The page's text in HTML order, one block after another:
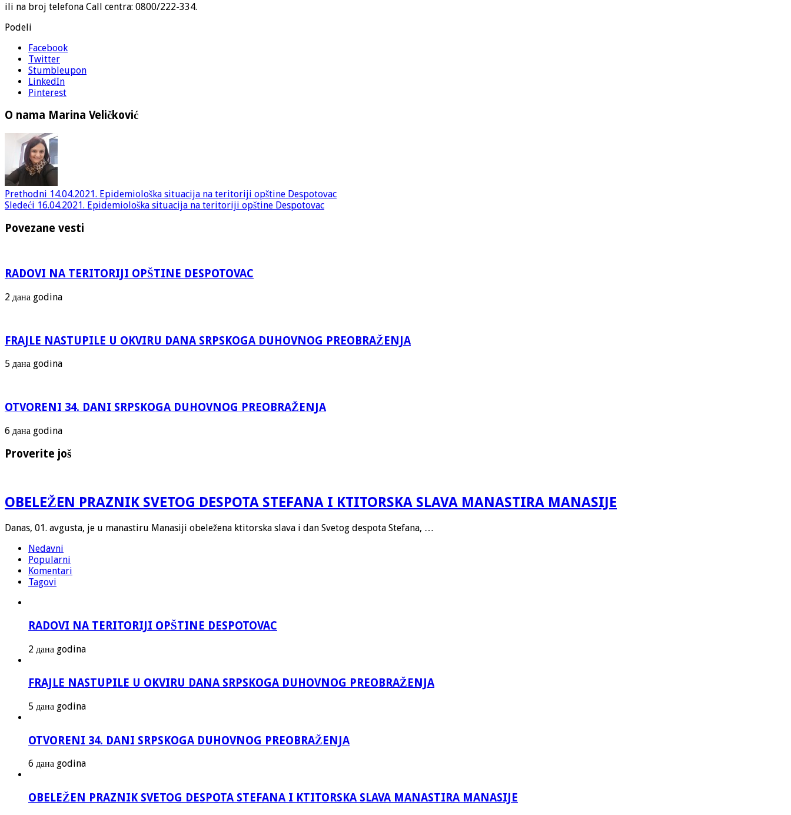
ili na broj telefona Call centra: 0800/222-334.
Podeli
Facebook
Twitter
Stumbleupon
LinkedIn
Pinterest
O nama Marina Veličković
Prethodni 14.04.2021. Epidemiološka situacija na teritoriji opštine Despotovac
Sledeći 16.04.2021. Epidemiološka situacija na teritoriji opštine Despotovac
Povezane vesti
RADOVI NA TERITORIJI OPŠTINE DESPOTOVAC
2 дана godina
FRAJLE NASTUPILE U OKVIRU DANA SRPSKOGA DUHOVNOG PREOBRAŽENJA
5 дана godina
OTVORENI 34. DANI SRPSKOGA DUHOVNOG PREOBRAŽENJA
6 дана godina
Proverite još
OBELEŽEN PRAZNIK SVETOG DESPOTA STEFANA I KTITORSKA SLAVA MANASTIRA MANASIJE
Danas, 01. avgusta, je u manastiru Manasiji obeležena ktitorska slava i dan Svetog despota Stefana, …
Nedavni
Popularni
Komentari
Tagovi
RADOVI NA TERITORIJI OPŠTINE DESPOTOVAC
2 дана godina
FRAJLE NASTUPILE U OKVIRU DANA SRPSKOGA DUHOVNOG PREOBRAŽENJA
5 дана godina
OTVORENI 34. DANI SRPSKOGA DUHOVNOG PREOBRAŽENJA
6 дана godina
OBELEŽEN PRAZNIK SVETOG DESPOTA STEFANA I KTITORSKA SLAVA MANASTIRA MANASIJE